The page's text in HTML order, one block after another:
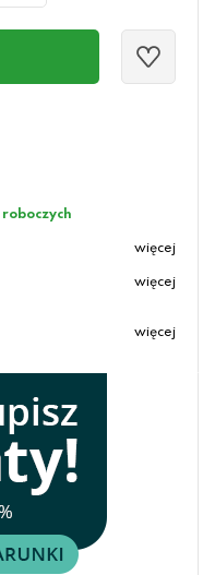
więcej
więcej
więcej